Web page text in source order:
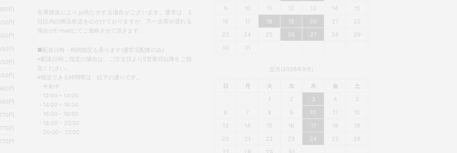
円
円
円
円
円
円
円
円
770円
770円
770円
在庫状況によりお待たせする場合がございます。通常は、2
日以内の商品発送を心がけておりますが、万一出荷が遅れる
場合がE-mailにてご連絡させて頂きます。
■配送日時・時間指定も承ります(通常宅配便のみ)
※配達日時ご指定の場合は、ご注文日より5営業日以降をご指
定ください。
※指定できる時間帯は、以下の通りです。
・午前中
・12:00 – 14:00
・14:00 – 16:00
・16:00 – 18:00
・18:00 – 20:00
・20:00 – 21:00
9
10 11 12 13 14
15
16
17 18 19 20 21
22
23
24 25 26 27 28
29
30
31
翌月(2026年9月)
日 月 火 水 木 金
土
1
2 3 4
5
6
7 8 9 10 11
12
13
14 15 16 17 18
19
20
21 22 23 24 25
26